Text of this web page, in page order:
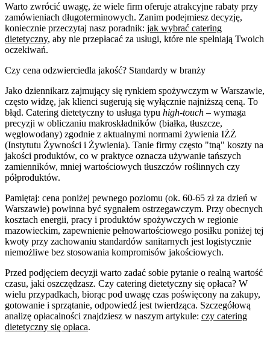
Warto zwrócić uwagę, że wiele firm oferuje atrakcyjne rabaty przy
zamówieniach długoterminowych. Zanim podejmiesz decyzję,
koniecznie przeczytaj nasz poradnik: jak wybrać catering
dietetyczny, aby nie przepłacać za usługi, które nie spełniają Twoich
oczekiwań.
Czy cena odzwierciedla jakość? Standardy w branży
Jako dziennikarz zajmujący się rynkiem spożywczym w Warszawie,
często widzę, jak klienci sugerują się wyłącznie najniższą ceną. To
błąd. Catering dietetyczny to usługa typu high-touch – wymaga
precyzji w obliczaniu makroskładników (białka, tłuszcze,
węglowodany) zgodnie z aktualnymi normami żywienia IŻŻ
(Instytutu Żywności i Żywienia). Tanie firmy często "tną" koszty na
jakości produktów, co w praktyce oznacza używanie tańszych
zamienników, mniej wartościowych tłuszczów roślinnych czy
półproduktów.
Pamiętaj: cena poniżej pewnego poziomu (ok. 60-65 zł za dzień w
Warszawie) powinna być sygnałem ostrzegawczym. Przy obecnych
kosztach energii, pracy i produktów spożywczych w regionie
mazowieckim, zapewnienie pełnowartościowego posiłku poniżej tej
kwoty przy zachowaniu standardów sanitarnych jest logistycznie
niemożliwe bez stosowania kompromisów jakościowych.
Przed podjęciem decyzji warto zadać sobie pytanie o realną wartość
czasu, jaki oszczędzasz. Czy catering dietetyczny się opłaca? W
wielu przypadkach, biorąc pod uwagę czas poświęcony na zakupy,
gotowanie i sprzątanie, odpowiedź jest twierdząca. Szczegółową
analizę opłacalności znajdziesz w naszym artykule: czy catering
dietetyczny się opłaca.